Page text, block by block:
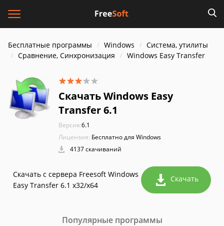
Бесплатные программы Windows
Система, утилиты
Сравнение, Синхронизация
Windows Easy Transfer
Скачать Windows Easy
Transfer 6.1
Версия:6.1
Лицензия: Бесплатно для Windows
4137 скачиваний
Скачать с сервера Freesoft Windows
Easy Transfer 6.1 x32/x64
Скачать
Популярные программы